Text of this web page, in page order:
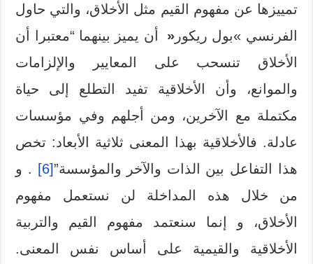
تمييزها عن مفهوم القيم مثل الأخلاق، والتي حاول
الفرنسي »بول ريكور «
أن يميز بينهما “معتبرا أن
الأخلاق تنسحب على المعايير والإلزامات
والموانع، وأن الأخلاقية تفيد التطلع إلى حياة
مكتملة مع الآخرين، ومن أجلهم وفي مؤسسات
عادلة. فالأخلاقية بهذا المعنى ثلاثية الأبعاد: تخص
هذا التفاعل بين الذات والآخر والمؤسسة”[6]
. و
من خلال هذه المداخلة لن نستعمل مفهوم
الأخلاق، و إنما سنعتمد مفهوم القيم والتربية
الأخلاقية والقيمية على أساس نفس المعنى.